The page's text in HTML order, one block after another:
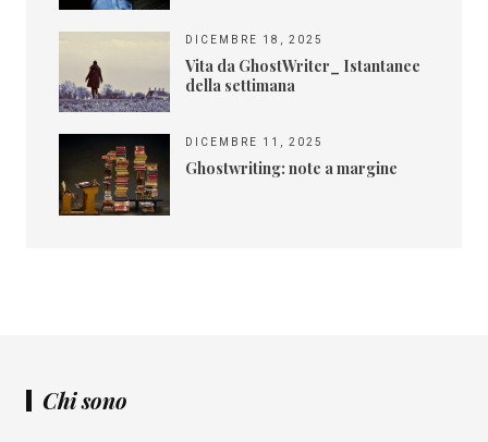
DICEMBRE 18, 2025
Vita da GhostWriter_ Istantanee
della settimana
DICEMBRE 11, 2025
Ghostwriting: note a margine
Chi sono